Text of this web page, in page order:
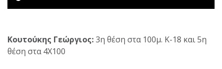
Κουτούκης Γεώργιος:3η θέση στα 100μ. Κ-18 και 5η
θέση στα 4Χ100